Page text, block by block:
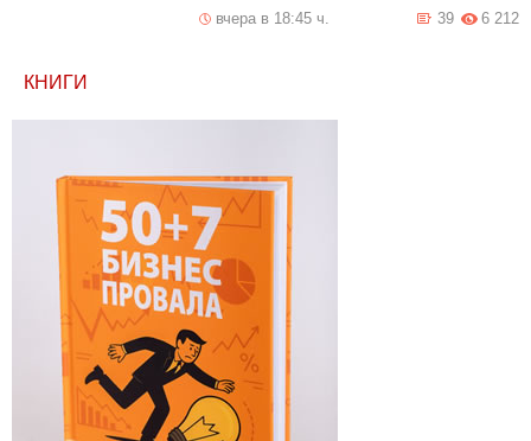
вчера в 18:45 ч. 6 212
39
КНИГИ